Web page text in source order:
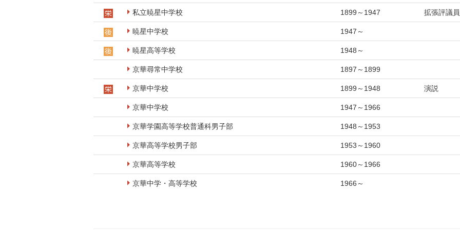
私立暁星中学校 1899～1947 拡張評議
暁星中学校 1947～
暁星高等学校 1948～
京華尋常中学校 1897～1899
京華中学校 1899～1948 演説
京華中学校 1947～1966
京華学園高等学校普通科男子部 1948～1953
京華高等学校男子部 1953～1960
京華高等学校 1960～1966
京華中学・高等学校 1966～